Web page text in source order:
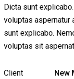
Dicta sunt
voluptas aspernatur
sunt explicabo.
voluptas sit
Client
New